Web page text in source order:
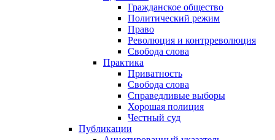
Гражданское общество
Политический режим
Право
Революция и контрреволюция
Свобода слова
Практика
Приватность
Свобода слова
Справедливые выборы
Хорошая полиция
Честный суд
Публикации